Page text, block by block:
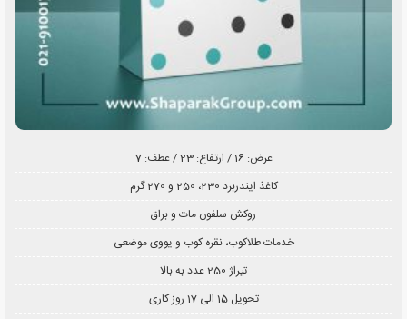
عرض: 16 / ارتفاع: 23 / عطف: 7
کاغذ ایندربرد 230، 250 و 270 گرم
روکش سلفون مات و براق
خدمات طلاکوب، نقره کوب و یووی موضعی
تیراژ 250 عدد به بالا
تحویل 15 الی 17 روز کاری